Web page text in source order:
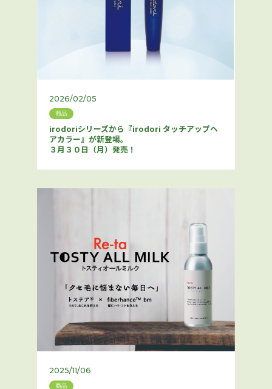
2026/02/05
商品
irodoriシリーズから『irodori タッチアップヘ
アカラー』が新登場。
３月３０日（月）発売！
2025/11/06
商品